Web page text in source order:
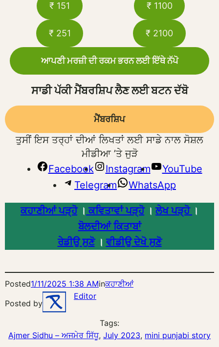
₹ 151
₹ 251
₹ 1100
₹ 2100
ਆਪਣੀ ਮਰਜ਼ੀ ਦੀ ਰਕਮ ਭਰਨ ਲਈ ਇੱਥੇ ਨੱਪੋ
ਸਾਡੀ ਪੱਕੀ ਮੈਂਬਰਸ਼ਿਪ ਲੈਣ ਲਈ ਬਟਨ ਦੱਬੋ
ਮੈਂਬਰਸ਼ਿਪ
ਤੁਸੀਂ ਇਸ ਤਰ੍ਹਾਂ ਦੀਆਂ ਲਿਖਤਾਂ ਲਈ ਸਾਡੇ ਨਾਲ ਸੋਸ਼ਲ
ਮੀਡੀਆ ’ਤੇ ਜੁੜੋ
Facebook
Instagram
YouTube
Telegram
WhatsApp
ਕਹਾਣੀਆਂ ਪੜ੍ਹੋ। ਕਵਿਤਾਵਾਂ ਪੜ੍ਹੋ।ਲੇਖ ਪੜ੍ਹੋ ।
ਬੋਲਦੀਆਂ ਕਿਤਾਬਾਂ
ਰੇਡੀਉ ਸੁਣੋ। ਵੀਡੀਉ ਦੇਖੋ ਸੁਣੋ
Posted1/11/2025 1:38 AMinਕਹਾਣੀਆਂ
Posted by
Editor
Tags:
Ajmer Sidhu – ਅਜਮੇਰ ਸਿੱਧੂ, July 2023, mini punjabi story